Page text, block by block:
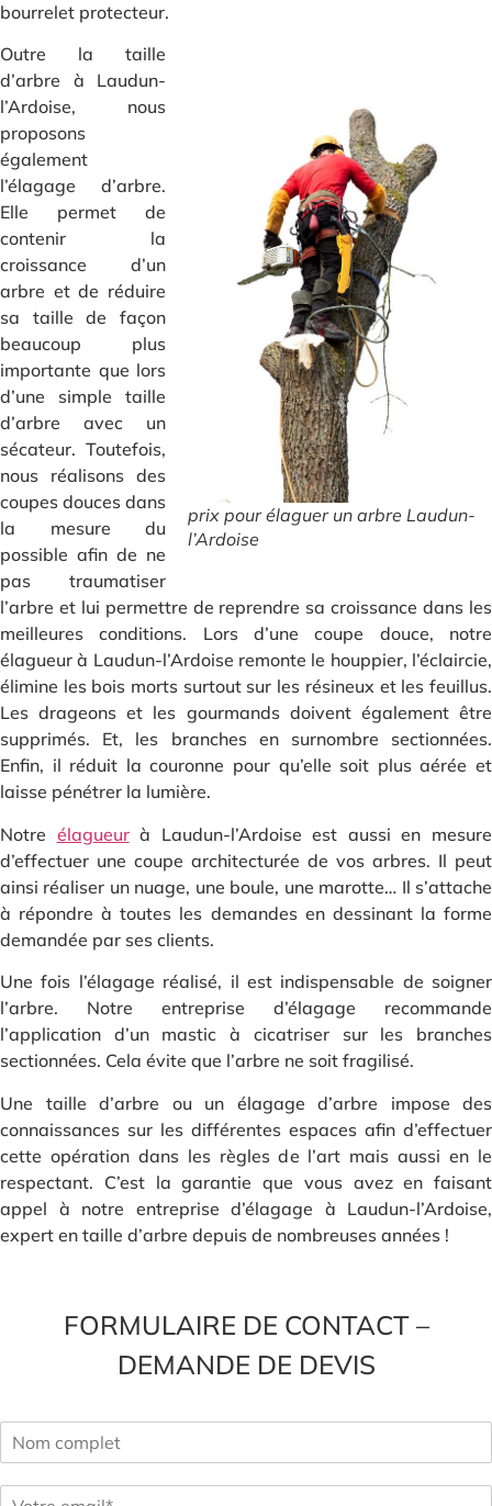
bourrelet protecteur.
prix pour élaguer un arbre Laudun-
l’Ardoise
Outre la taille
d’arbre à Laudun-
l’Ardoise, nous
proposons
également
l’élagage d’arbre.
Elle permet de
contenir la
croissance d’un
arbre et de réduire
sa taille de façon
beaucoup plus
importante que lors
d’une simple taille
d’arbre avec un
sécateur. Toutefois,
nous réalisons des
coupes douces dans
la mesure du
possible afin de ne
pas traumatiser
l’arbre et lui permettre de reprendre sa croissance dans les
meilleures conditions. Lors d’une coupe douce, notre
élagueur à Laudun-l’Ardoise remonte le houppier, l’éclaircie,
élimine les bois morts surtout sur les résineux et les feuillus.
Les drageons et les gourmands doivent également être
supprimés. Et, les branches en surnombre sectionnées.
Enfin, il réduit la couronne pour qu’elle soit plus aérée et
laisse pénétrer la lumière.
Notre élagueurà Laudun-l’Ardoise est aussi en mesure
d’effectuer une coupe architecturée de vos arbres. Il peut
ainsi réaliser un nuage, une boule, une marotte… Il s’attache
à répondre à toutes les demandes en dessinant la forme
demandée par ses clients.
Une fois l’élagage réalisé, il est indispensable de soigner
l’arbre. Notre entreprise d’élagage recommande
l’application d’un mastic à cicatriser sur les branches
sectionnées. Cela évite que l’arbre ne soit fragilisé.
Une taille d’arbre ou un élagage d’arbre impose des
connaissances sur les différentes espaces afin d’effectuer
cette opération dans les règles de l’art mais aussi en le
respectant. C’est la garantie que vous avez en faisant
appel à notre entreprise d’élagage à Laudun-l’Ardoise,
expert en taille d’arbre depuis de nombreuses années !
FORMULAIRE DE CONTACT –
DEMANDE DE DEVIS